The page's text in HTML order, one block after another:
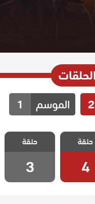
2 الموسم 1
ذات
الموسم
الحلقة 4
حلقة
4
مسلسل ذات
اخرى الموسم
الثاني الحلقة 3
حلقة
3